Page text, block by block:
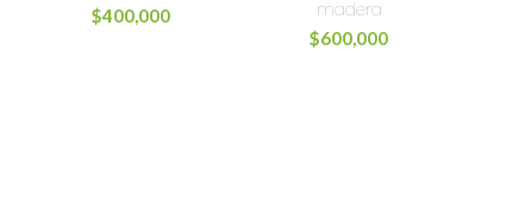
$400,000
madera
$600,000